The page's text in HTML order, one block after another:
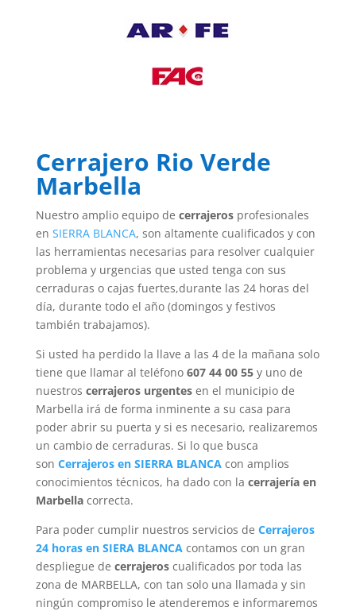
Cerrajero Rio Verde
Marbella
Nuestro amplio equipo de cerrajeros profesionales
en SIERRA BLANCA, son altamente cualificados y con
las herramientas necesarias para resolver cualquier
problema y urgencias que usted tenga con sus
cerraduras o cajas fuertes,durante las 24 horas del
día, durante todo el año (domingos y festivos
también trabajamos).
Si usted ha perdido la llave a las 4 de la mañana solo
tiene que llamar al teléfono 607 44 00 55y uno de
nuestros cerrajeros urgentesen el municipio de
Marbella irá de forma inminente a su casa para
poder abrir su puerta y si es necesario, realizaremos
un cambio de cerraduras. Si lo que busca
son Cerrajeros en SIERRA BLANCAcon amplios
conocimientos técnicos, ha dado con la cerrajería en
Marbellacorrecta.
Para poder cumplir nuestros servicios de Cerrajeros
24 horas en SIERA BLANCA contamos con un gran
despliegue de cerrajeroscualificados por toda las
zona de MARBELLA, con tan solo una llamada y sin
ningún compromiso le atenderemos e informaremos